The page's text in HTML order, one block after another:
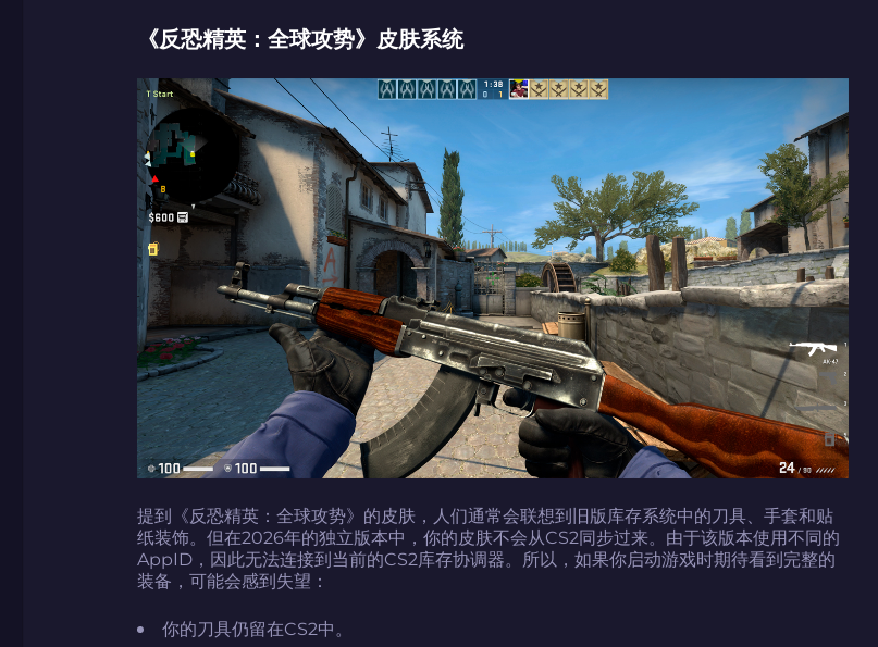
带上你的促销代码
只需抓取区域并将促销代码复制到剪贴板
如何使用促销代码
如何使用促销代码
由KARRIGAN倾情推荐
团队 THE MONGOLZ
CS2CODES.CN社区与电子竞技
《反恐精英：全球攻势》皮肤系统
提到《反恐精英：全球攻势》的皮肤，人们通常会联想到旧版库存系统中的刀具、手套和贴
纸装饰。但在2026年的独立版本中，你的皮肤不会从CS2同步过来。由于该版本使用不同的
AppID，因此无法连接到当前的CS2库存协调器。所以，如果你启动游戏时期待看到完整的
装备，可能会感到失望：
你的刀具仍留在CS2中。